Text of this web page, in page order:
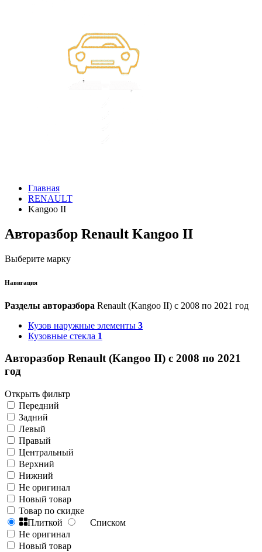
Главная
RENAULT
Kangoo II
Авторазбор Renault Kangoo II
Выберите марку
Навигация
Разделы авторазбора Renault (Kangoo II) с 2008 по 2021 год
Кузов наружные элементы 3
Кузовные стекла 1
Авторазбор Renault (Kangoo II) с 2008 по 2021
год
Открыть фильтр
Передний
Задний
Левый
Правый
Центральный
Верхний
Нижний
Не оригинал
Новый товар
Товар по скидке
Плиткой
Списком
Не оригинал
Новый товар